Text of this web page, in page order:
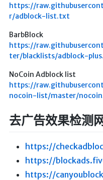
https://
r/adblock-list.txt
BarbBlock
https://
ter/blacklists/adblock-
NoCoin Adblock list
https://
nocoin-list/master/
去广告效果检测
https://
https://
https://